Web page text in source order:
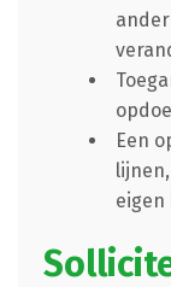
Een